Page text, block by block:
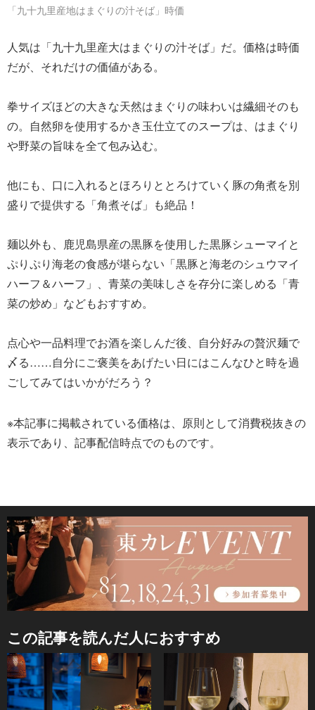
「九十九里産地はまぐりの汁そば」時価
人気は「九十九里産大はまぐりの汁そば」だ。価格は時価
だが、それだけの価値がある。
拳サイズほどの大きな天然はまぐりの味わいは繊細そのも
の。自然卵を使用するかき玉仕立てのスープは、はまぐり
や野菜の旨味を全て包み込む。
他にも、口に入れるとほろりととろけていく豚の角煮を別
盛りで提供する「角煮そば」も絶品！
麺以外も、鹿児島県産の黒豚を使用した黒豚シューマイと
ぷりぷり海老の食感が堪らない「黒豚と海老のシュウマイ
ハーフ＆ハーフ」、青菜の美味しさを存分に楽しめる「青
菜の炒め」などもおすすめ。
点心や一品料理でお酒を楽しんだ後、自分好みの贅沢麺で
〆る……自分にご褒美をあげたい日にはこんなひと時を過
ごしてみてはいかがだろう？
※本記事に掲載されている価格は、原則として消費税抜きの
表示であり、記事配信時点でのものです。
この記事を読んだ人におすすめ